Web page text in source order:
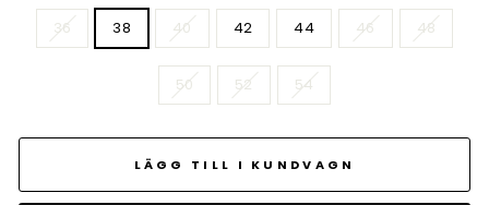
36 38 40 42 44 46 48
50 52 54
LÄGG TILL I KUNDVAGN